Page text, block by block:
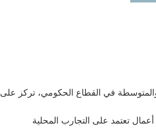
والمتوسطة في القطاع الحكومي، تركز على
تعتمد على التجارب المحلية